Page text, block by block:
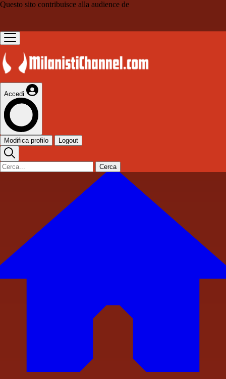
Questo sito contribuisce alla audience de
Accedi
Modifica profilo Logout
Cerca